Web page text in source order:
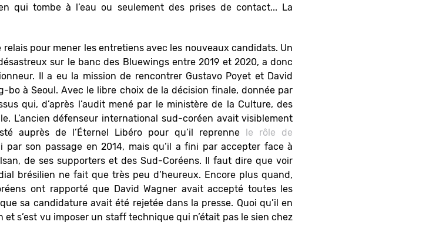
qui tombe à l’eau ou seulement des prises de contact... La
pour mener les entretiens avec les nouveaux candidats. Un
sur le banc des Bluewings entre 2019 et 2020, a donc
Il a eu la mission de rencontrer Gustavo Poyet et David
bo à Seoul. Avec le libre choix de la décision finale, donnée par
qui, d’après l’audit mené par le ministère de la Culture, des
L’ancien défenseur international sud-coréen avait visiblement
auprès de l’Éternel Libéro pour qu’il reprenne
le rôle de
par son passage en 2014, mais qu’il a fini par accepter face à
de ses supporters et des Sud-Coréens. Il faut dire que voir
brésilien ne fait que très peu d’heureux. Encore plus quand,
ont rapporté que David Wagner avait accepté toutes les
sa candidature avait été rejetée dans la presse. Quoi qu’il en
s’est vu imposer un staff technique qui n’était pas le sien chez